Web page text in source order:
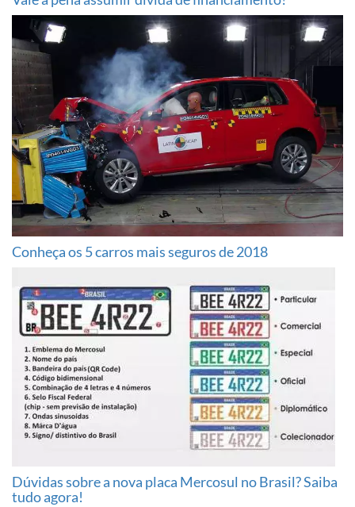
Conheça os 5 carros mais seguros de 2018
Dúvidas sobre a nova placa Mercosul no Brasil? Saiba
tudo agora!